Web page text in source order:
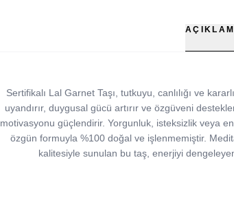
Sertifikalı Lal Garnet Taşı, tutkuyu, canlılığı ve
uyandırır, duygusal gücü artırır ve özgüveni
motivasyonu güçlendirir. Yorgunluk, isteksizlik veya
özgün formuyla %100 doğal ve işlenmemiştir.
kalitesiyle sunulan bu taş, enerjiyi